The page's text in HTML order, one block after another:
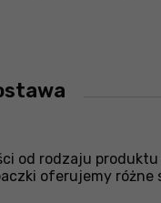
od rodzaju produktu
oferujemy różne